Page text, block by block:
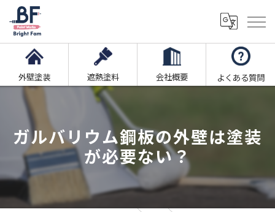
外壁塗装 遮熱塗料 会社概要 よくある質問
ガルバリウム鋼板の外壁は塗装
が必要ない？